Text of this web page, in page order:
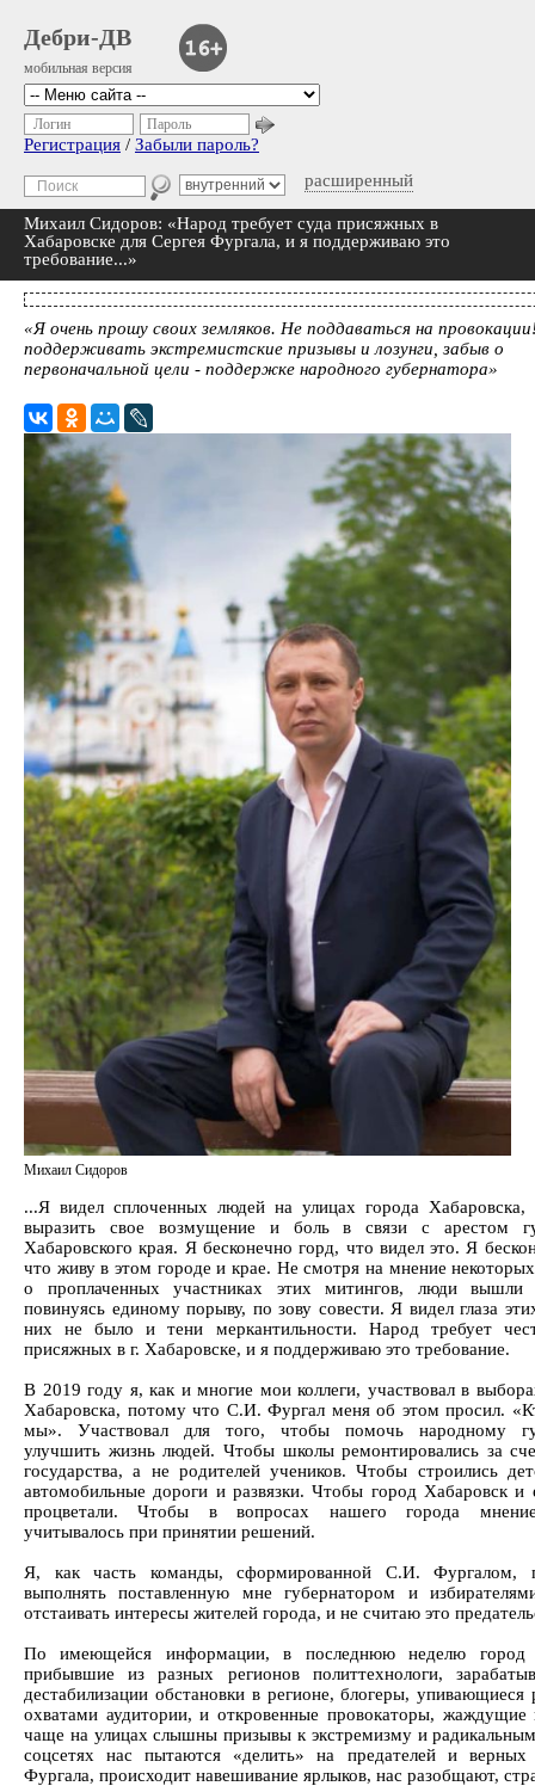
Дебри-ДВ
мобильная версия
расширенный
Логин Пароль
Регистрация / Забыли пароль?
Михаил Сидоров: «Народ требует суда присяжных в
Хабаровске для Сергея Фургала, и я поддерживаю это
требование...»
«Я очень прошу своих земляков. Не поддаваться на
поддерживать экстремистские призывы и лозунги, забыв о
первоначальной цели - поддержке народного губернатора»
Михаил Сидоров
...Я видел сплоченных людей на улицах города
выразить свое возмущение и боль в связи с арестом
Хабаровского края. Я бесконечно горд, что видел это. Я
что живу в этом городе и крае. Не смотря на мнение
о проплаченных участниках этих митингов, люди
повинуясь единому порыву, по зову совести. Я видел глаза
них не было и тени меркантильности. Народ требует
присяжных в г. Хабаровске, и я поддерживаю это требование.
В 2019 году я, как и многие мои коллеги, участвовал в
Хабаровска, потому что С.И. Фургал меня об этом просил.
мы». Участвовал для того, чтобы помочь народному
улучшить жизнь людей. Чтобы школы ремонтировались за
государства, а не родителей учеников. Чтобы строились
автомобильные дороги и развязки. Чтобы город Хабаровск и
процветали. Чтобы в вопросах нашего города
учитывалось при принятии решений.
Я, как часть команды, сформированной С.И. Фургалом,
выполнять поставленную мне губернатором и
отстаивать интересы жителей города, и не считаю это
По имеющейся информации, в последнюю неделю город
прибывшие из разных регионов политтехнологи,
дестабилизации обстановки в регионе, блогеры,
охватами аудитории, и откровенные провокаторы, жаждущие
чаще на улицах слышны призывы к экстремизму и
соцсетях нас пытаются «делить» на предателей и
Фургала, происходит навешивание ярлыков, нас разобщают,